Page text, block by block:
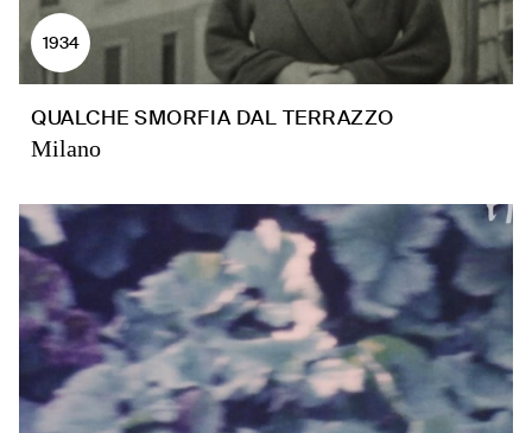
1934
QUALCHE SMORFIA DAL TERRAZZO
Milano